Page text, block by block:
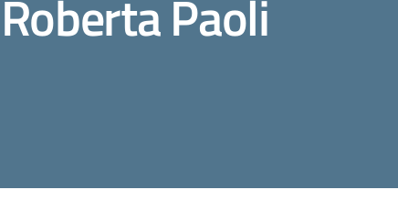
Roberta Paoli